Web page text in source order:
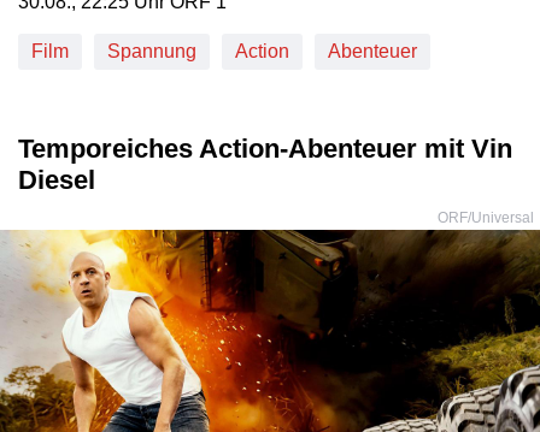
Film Spannung Action Abenteuer
Temporeiches Action-Abenteuer mit Vin
Diesel
ORF/Universal